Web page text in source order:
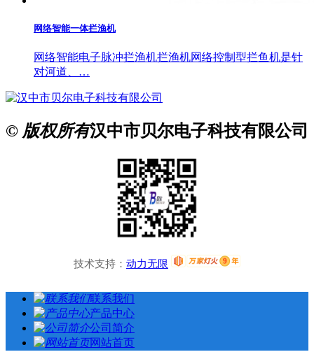
网络智能一体拦渔机
网络智能电子脉冲拦渔机拦渔机网络控制型拦鱼机是针
对河道、…
© 版权所有汉中市贝尔电子科技有限公司
技术支持： 动力无限
联系我们
产品中心
公司简介
网站首页